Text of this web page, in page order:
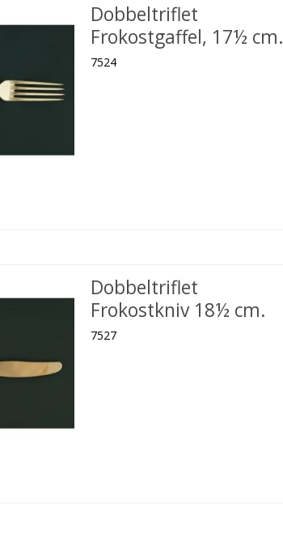
Dobbeltriflet
Frokostgaffel, 17½ cm.
7524
Dobbeltriflet
Frokostkniv 18½ cm.
7527